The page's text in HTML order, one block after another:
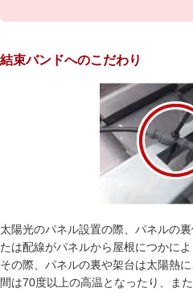
結束バンドへのこだわり
太陽光のパネル設置の際、パネルの
たは配線がパネルから屋根につかに
その際、パネルの裏や架台は太陽熱
間は70度以上の高温となったり、ま